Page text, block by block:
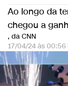
Ao longo da
chegou a
, da CNN
17/04/24 às 00:56